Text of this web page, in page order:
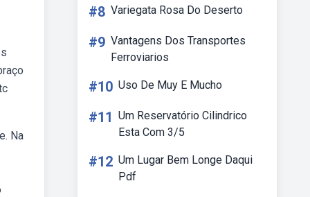
Na
#8 Variegata Rosa Do Deserto
#9 Vantagens Dos Transportes
Ferroviarios
#10 Uso De Muy E Mucho
#11 Um Reservatório Cilindrico
Esta Com 3/5
#12 Um Lugar Bem Longe Daqui
Pdf